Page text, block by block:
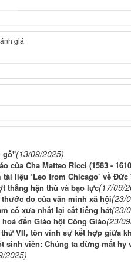
giá
gỗ"(13/09/2025)
của Cha Matteo Ricci (1583 -
liệu ‘Leo from Chicago’ về Đức
thắng hận thù và bạo lực(17/09/
đo của văn minh xã hội(23/
cổ xưa nhất lại cất tiếng hát(23/
đến Giáo hội Công Giáo(23/
VII, tôn vinh sự kết hợp giữa
sinh viên: Chúng ta đừng mất
2025)